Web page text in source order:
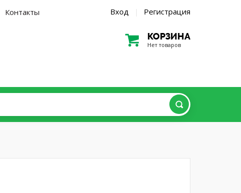
Контакты Вход | Регистрация
КОРЗИНА
Нет товаров